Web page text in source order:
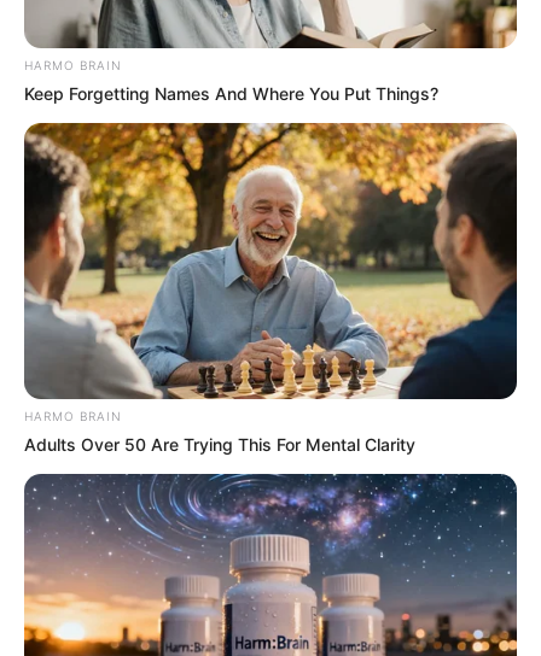
Dharty Manulang sebagai Tante Mariam
Bertha Julianti sebagai Zaenab
Jasmine Elfirasebagai Virgo
Chanceline sebagai Hana
OST (Original Soundtrack)
–
Trailer
HARMO BRAIN
Keep Forgetting Names And Where You Put Things?
HARMO BRAIN
Adults Over 50 Are Trying This For Mental Clarity